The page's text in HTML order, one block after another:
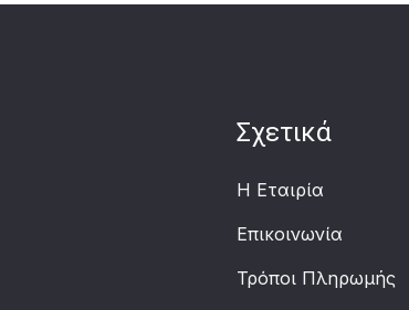
Σχετικά
Η Εταιρία
Επικοινωνία
Τρόποι Πληρωμής